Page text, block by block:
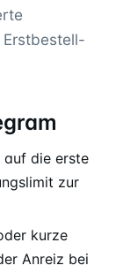
die erste
zur
kurze
Anreiz bei